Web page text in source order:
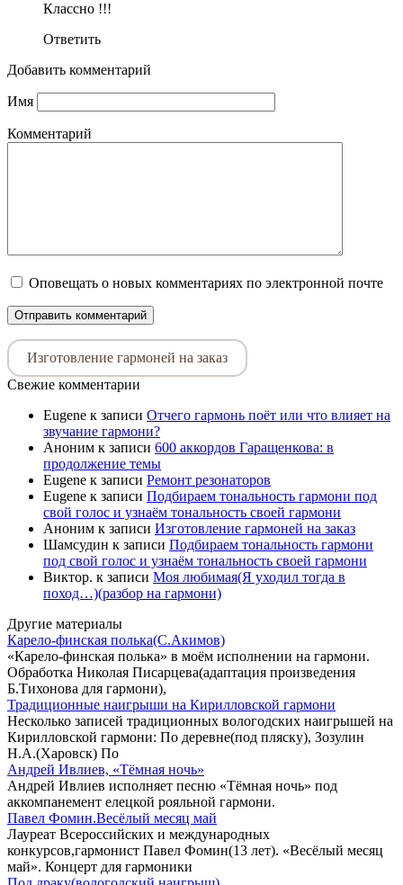
Классно !!!
Ответить
Добавить комментарий
Имя
Комментарий
Оповещать о новых комментариях по электронной почте
Изготовление гармоней на заказ
Свежие комментарии
Eugene к записи Отчего гармонь поёт или что влияет на
звучание гармони?
Аноним к записи 600 аккордов Гаращенкова: в
продолжение темы
Eugene к записи Ремонт резонаторов
Eugene к записи Подбираем тональность гармони под
свой голос и узнаём тональность своей гармони
Аноним к записи Изготовление гармоней на заказ
Шамсудин к записи Подбираем тональность гармони
под свой голос и узнаём тональность своей гармони
Виктор. к записи Моя любимая(Я уходил тогда в
поход…)(разбор на гармони)
Другие материалы
Карело-финская полька(С.Акимов)
«Карело-финская полька» в моём исполнении на гармони.
Обработка Николая Писарцева(адаптация произведения
Б.Тихонова для гармони),
Традиционные наигрыши на Кирилловской гармони
Несколько записей традиционных вологодских наигрышей на
Кирилловской гармони: По деревне(под пляску), Зозулин
Н.А.(Харовск) По
Андрей Ивлиев, «Тёмная ночь»
Андрей Ивлиев исполняет песню «Тёмная ночь» под
аккомпанемент елецкой рояльной гармони.
Павел Фомин.Весёлый месяц май
Лауреат Всероссийских и международных
конкурсов,гармонист Павел Фомин(13 лет). «Весёлый месяц
май». Концерт для гармоники